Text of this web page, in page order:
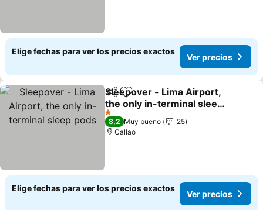
Elige fechas para ver los precios exactos
Ver precios
CompartirAgregar a favoritos
Sleepover - Lima Airport,
the only in-terminal sleep
pods
1 Estrellas
8,2 Muy bueno
25
Callao
Elige fechas para ver los precios exactos
Ver precios